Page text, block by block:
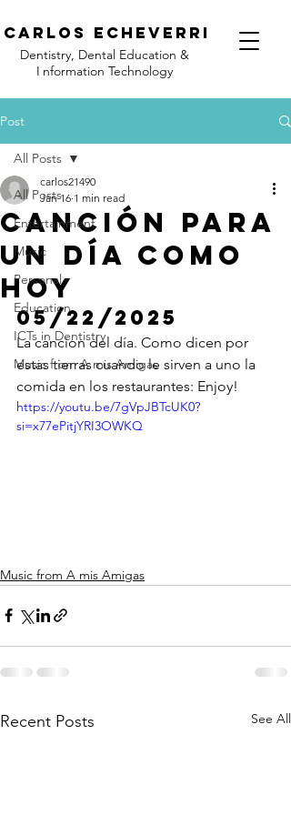
Carlos Echeverri
Dentistry, Dental Education &
I nformation Technology
Post
All Posts
Entertainment
Music
Personal
Education
ICTs in Dentistry
Music from A mis Amigas
All Posts
Canción para
un día como
hoy
carlos21490
Jan 16 1 min read
05/22/2025
La cancion del día. Como dicen por
estas tierras cuando le sirven a uno la
comida en los restaurantes: Enjoy!
https://youtu.be/7gVpJBTcUK0?
si=x77ePitjYRI3OWKQ
Music from A mis Amigas
Recent Posts See All